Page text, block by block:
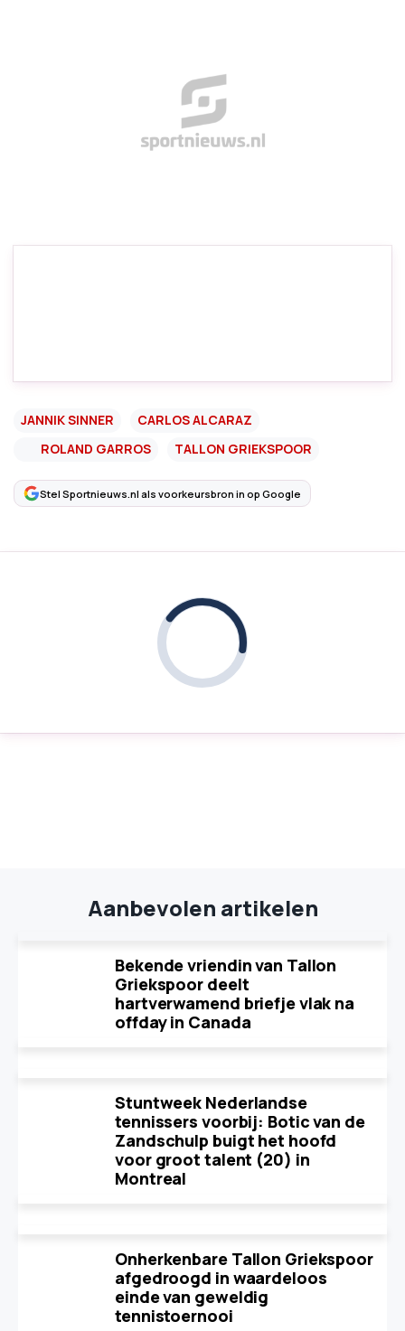
JANNIK SINNER
CARLOS ALCARAZ
ROLAND GARROS
TALLON GRIEKSPOOR
Stel Sportnieuws.nl als voorkeursbron in op Google
Aanbevolen artikelen
Bekende vriendin van Tallon
Griekspoor deelt
hartverwamend briefje vlak na
offday in Canada
Stuntweek Nederlandse
tennissers voorbij: Botic van de
Zandschulp buigt het hoofd
voor groot talent (20) in
Montreal
Onherkenbare Tallon Griekspoor
afgedroogd in waardeloos
einde van geweldig
tennistoernooi